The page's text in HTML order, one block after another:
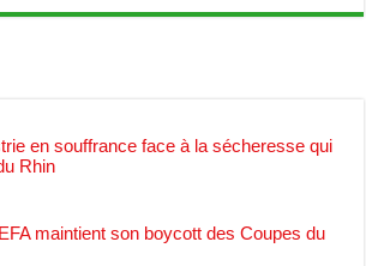
en souffrance face à la sécheresse qui
Rhin
maintient son boycott des Coupes du